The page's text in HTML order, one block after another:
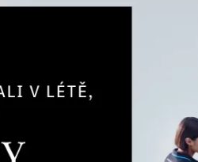
Najdeme
Pomůžeme